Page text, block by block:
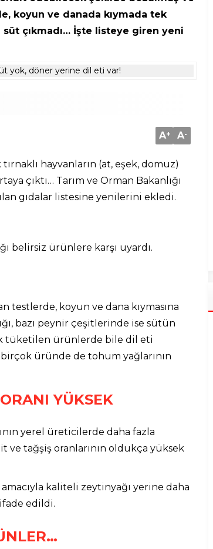
koyun ve danada kıymada tek
çıkmadı… İşte listeye giren yeni
A+ A-
hayvanların (at, eşek, domuz)
çıktı… Tarım ve Orman Bakanlığı
gıdalar listesine yenilerini ekledi.
belirsiz ürünlere karşı uyardı.
testlerde, koyun ve dana kıymasına
bazı peynir çeşitlerinde ise sütün
tüketilen ürünlerde bile dil eti
birçok üründe de tohum yağlarının
YÜKSEK
yerel üreticilerde daha fazla
ve tağşiş oranlarının oldukça yüksek
kaliteli zeytinyağı yerine daha
edildi.